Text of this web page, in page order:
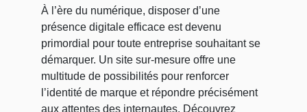
À l’ère du numérique, disposer d’une
présence digitale efficace est devenu
primordial pour toute entreprise souhaitant se
démarquer. Un site sur-mesure offre une
multitude de possibilités pour renforcer
l’identité de marque et répondre précisément
aux attentes des internautes. Découvrez